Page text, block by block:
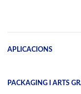
APLICACIONS
PACKAGING I ARTS